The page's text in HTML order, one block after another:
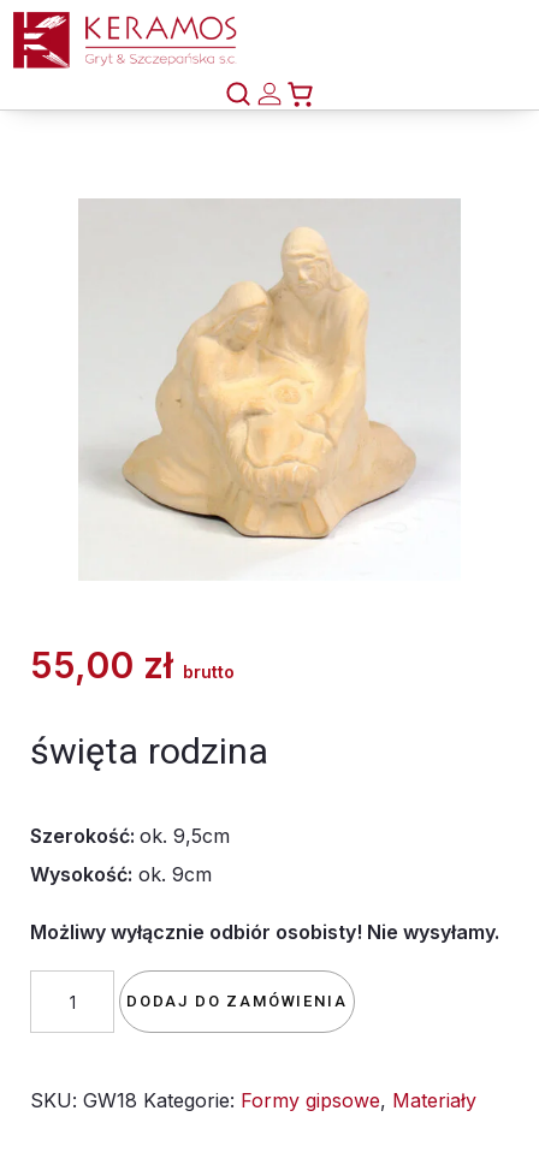
55,00 zł brutto
święta rodzina
Szerokość: ok. 9,5cm
Wysokość: ok. 9cm
Możliwy wyłącznie odbiór osobisty! Nie wysyłamy.
święta
DODAJ DO ZAMÓWIENIA
SKU: GW18 Kategorie: Formy gipsowe, Materiały